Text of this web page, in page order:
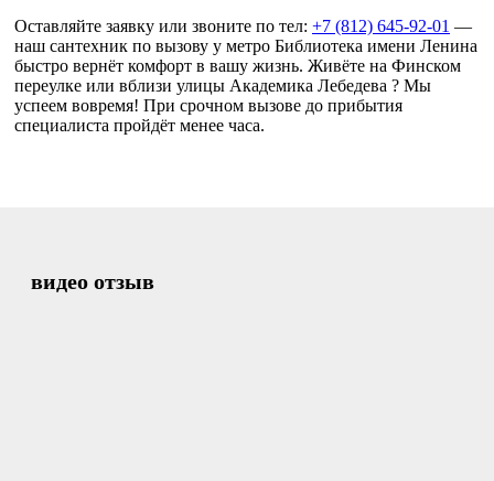
Оставляйте заявку или звоните по тел: +7 (812) 645-92-01 —
наш сантехник по вызову у метро Библиотека имени Ленина
быстро вернёт комфорт в вашу жизнь. Живёте на Финском
переулке или вблизи улицы Академика Лебедева ? Мы
успеем вовремя! При срочном вызове до прибытия
специалиста пройдёт менее часа.
видео отзыв